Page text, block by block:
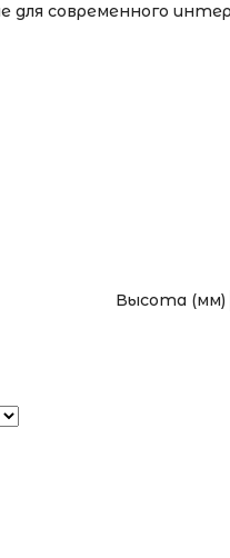
современного
Высота (мм)